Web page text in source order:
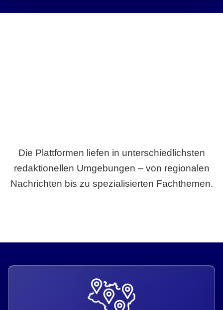
Die Plattformen liefen in unterschiedlichsten
redaktionellen Umgebungen – von regionalen
Nachrichten bis zu spezialisierten Fachthemen.